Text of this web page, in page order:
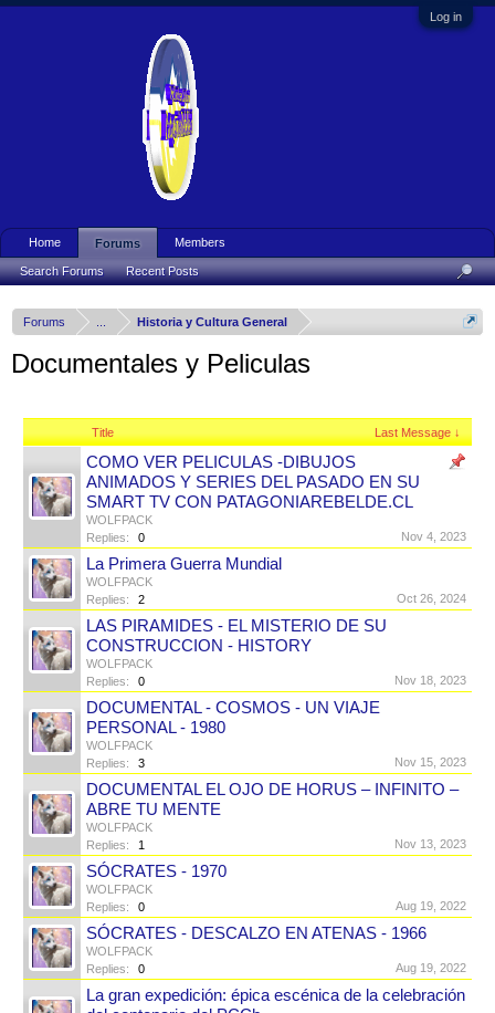
Log in
Forums Historia y Cultura General
Documentales y Peliculas
Title Last Message ↓
COMO VER PELICULAS -DIBUJOS
ANIMADOS Y SERIES DEL PASADO EN SU
SMART TV CON PATAGONIAREBELDE.CL
WOLFPACK
Replies:
0 Nov 4, 2023
La Primera Guerra Mundial
WOLFPACK
Replies:
2 Oct 26, 2024
LAS PIRAMIDES - EL MISTERIO DE SU
CONSTRUCCION - HISTORY
WOLFPACK
Replies:
0 Nov 18, 2023
DOCUMENTAL - COSMOS - UN VIAJE
PERSONAL - 1980
WOLFPACK
Replies:
3 Nov 15, 2023
DOCUMENTAL EL OJO DE HORUS – INFINITO –
ABRE TU MENTE
WOLFPACK
Replies:
1 Nov 13, 2023
SÓCRATES - 1970
WOLFPACK
Replies:
0 Aug 19, 2022
SÓCRATES - DESCALZO EN ATENAS - 1966
WOLFPACK
Replies:
0 Aug 19, 2022
La gran expedición: épica escénica de la celebración
Home Forums
Search Forums Recent Posts
Members